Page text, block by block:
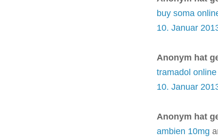
buy soma
10. Januar
Anonym hat
tramadol online
10. Januar
Anonym hat
ambien 10mg